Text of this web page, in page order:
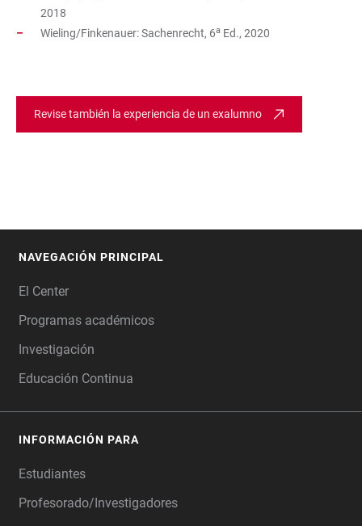
2018
Wieling/Finkenauer: Sachenrecht, 6a Ed., 2020
Revise también la experiencia de un exalumno
NAVEGACIÓN PRINCIPAL
El Center
Programas académicos
Investigación
Educación Continua
INFORMACIÓN PARA
Estudiantes
Profesorado/Investigadores